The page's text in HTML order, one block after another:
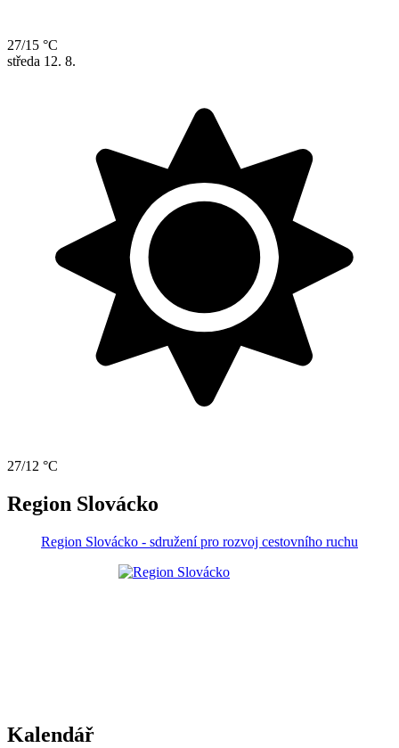
27/15 °C
středa 12. 8.
27/12 °C
Region Slovácko
Region Slovácko - sdružení pro rozvoj cestovního ruchu
Kalendář